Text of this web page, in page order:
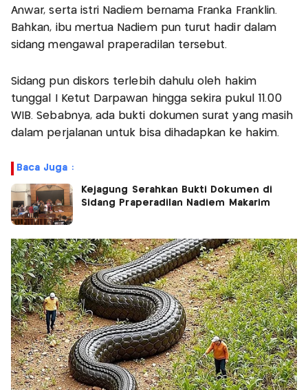
Anwar, serta istri Nadiem bernama Franka Franklin.
Bahkan, ibu mertua Nadiem pun turut hadir dalam
sidang mengawal praperadilan tersebut.
Sidang pun diskors terlebih dahulu oleh hakim
tunggal I Ketut Darpawan hingga sekira pukul 11.00
WIB. Sebabnya, ada bukti dokumen surat yang masih
dalam perjalanan untuk bisa dihadapkan ke hakim.
Baca Juga :
Kejagung Serahkan Bukti Dokumen di
Sidang Praperadilan Nadiem Makarim